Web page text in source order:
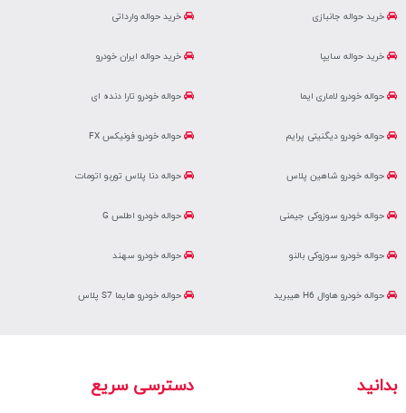
خرید حواله وارداتی خرید حواله جانبازی
خرید حواله ایران خودرو خرید حواله سایپا
حواله خودرو تارا دنده ای حواله خودرو لاماری ایما
حواله خودرو فونیکس FX حواله خودرو دیگنیتی پرایم
حواله دنا پلاس توربو اتومات حواله خودرو شاهین پلاس
حواله خودرو اطلس G حواله خودرو سوزوکی جیمنی
حواله خودرو سهند حواله خودرو سوزوکی بالنو
حواله خودرو هایما S7 پلاس حواله خودرو هاوال H6 هیبرید
دسترسی سریع بدانید